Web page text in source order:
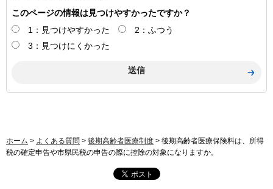
このページの情報は見つけやすかったですか？
1：見つけやすかった
2：ふつう
3：見つけにくかった
ホーム > よくある質問 > 後期高齢者医療制度 > 後期高齢者医療保険料は、所得
税の確定申告や市県民税の申告の際に控除の対象になりますか。